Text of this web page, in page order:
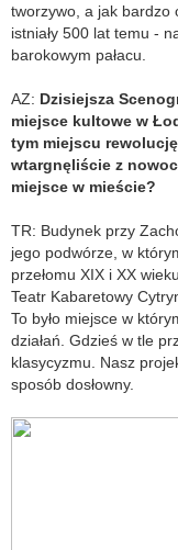
tworzywo, a jak bardzo
istniały 500 lat temu -
barokowym pałacu.
AZ: Dzisiejsza
miejsce kultowe w
tym miejscu
wtargnęliście z
miejsce w mieście?
TR: Budynek przy
jego podwórze, w
przełomu XIX i XX
Teatr Kabaretowy
To było miejsce w
działań. Gdzieś w tle
klasycyzmu. Nasz
sposób dosłowny.